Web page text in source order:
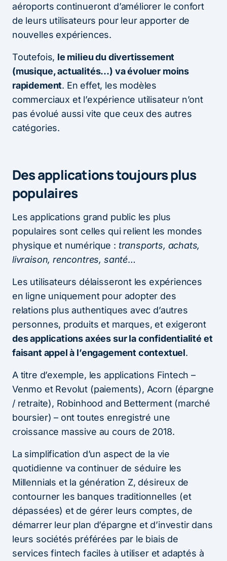
aéroports continueront d’améliorer le confort
de leurs utilisateurs pour leur apporter de
nouvelles expériences.
Toutefois, le milieu du divertissement
(musique, actualités…) va évoluer moins
rapidement. En effet, les modèles
commerciaux et l’expérience utilisateur n’ont
pas évolué aussi vite que ceux des autres
catégories.
Des applications toujours plus
populaires
Les applications grand public les plus
populaires sont celles qui relient les mondes
physique et numérique : transports, achats,
livraison, rencontres, santé…
Les utilisateurs délaisseront les expériences
en ligne uniquement pour adopter des
relations plus authentiques avec d’autres
personnes, produits et marques, et exigeront
des applications axées sur la confidentialité et
faisant appel à l’engagement contextuel.
A titre d’exemple, les applications Fintech –
Venmo et Revolut (paiements), Acorn (épargne
/ retraite), Robinhood and Betterment (marché
boursier) – ont toutes enregistré une
croissance massive au cours de 2018.
La simplification d’un aspect de la vie
quotidienne va continuer de séduire les
Millennials et la génération Z, désireux de
contourner les banques traditionnelles (et
dépassées) et de gérer leurs comptes, de
démarrer leur plan d’épargne et d’investir dans
leurs sociétés préférées par le biais de
services fintech faciles à utiliser et adaptés à